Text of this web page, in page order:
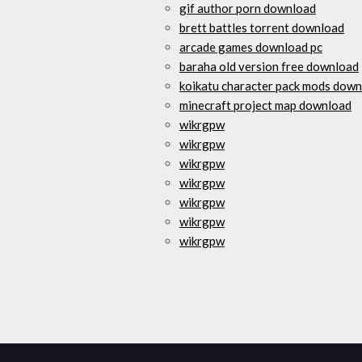
gif author porn download
brett battles torrent download
arcade games download pc
baraha old version free download
koikatu character pack mods
minecraft project map download
wikrgpw
wikrgpw
wikrgpw
wikrgpw
wikrgpw
wikrgpw
wikrgpw